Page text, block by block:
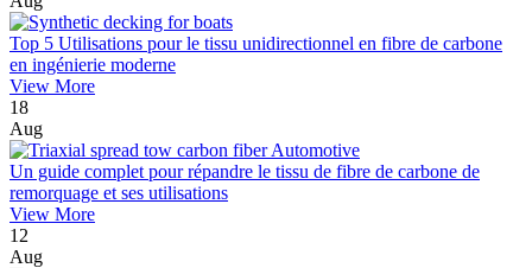
Top 5 Utilisations pour le tissu unidirectionnel en fibre de carbone
en ingénierie moderne
View More
18
Aug
Un guide complet pour répandre le tissu de fibre de carbone de
remorquage et ses utilisations
View More
12
Aug